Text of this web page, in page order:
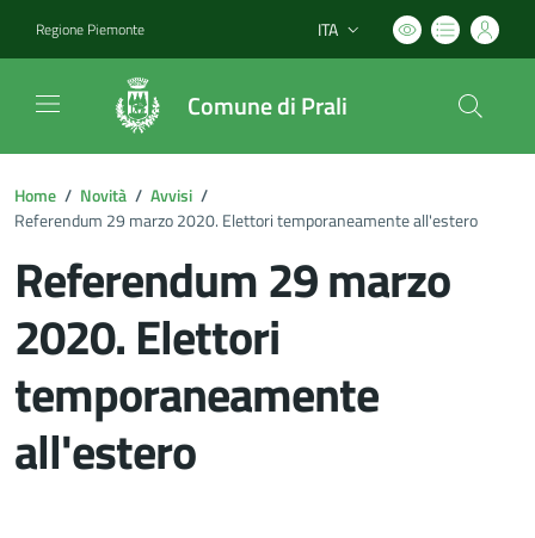
Regione Piemonte Lingua attiva:
ITA
Comune di Prali
Home / Novità / Avvisi /
Referendum 29 marzo 2020. Elettori temporaneamente all'estero
Referendum 29 marzo
2020. Elettori
temporaneamente
all'estero